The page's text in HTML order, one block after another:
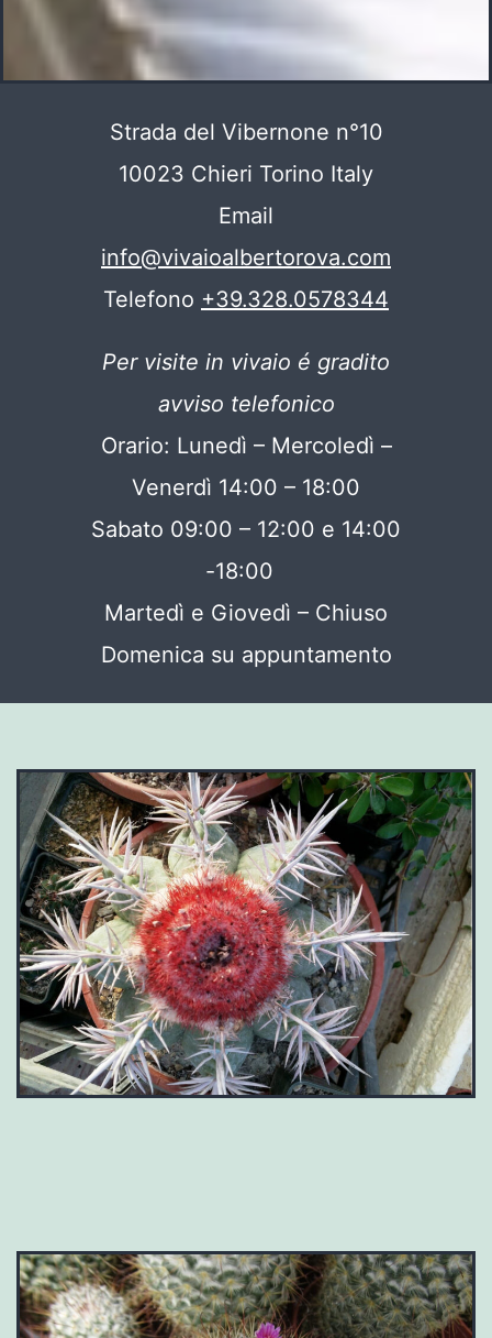
Strada del Vibernone n°10
10023 Chieri Torino Italy
Email
info@vivaioalbertorova.com
Telefono +39.328.0578344
Per visite in vivaio é gradito
avviso telefonico
Orario: Lunedì – Mercoledì –
Venerdì 14:00 – 18:00
Sabato 09:00 – 12:00 e 14:00
-18:00
Martedì e Giovedì – Chiuso
Domenica su appuntamento